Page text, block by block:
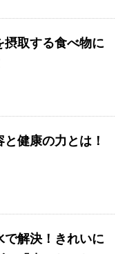
取する食べ物に
健康の力とは！
で解決！きれいに